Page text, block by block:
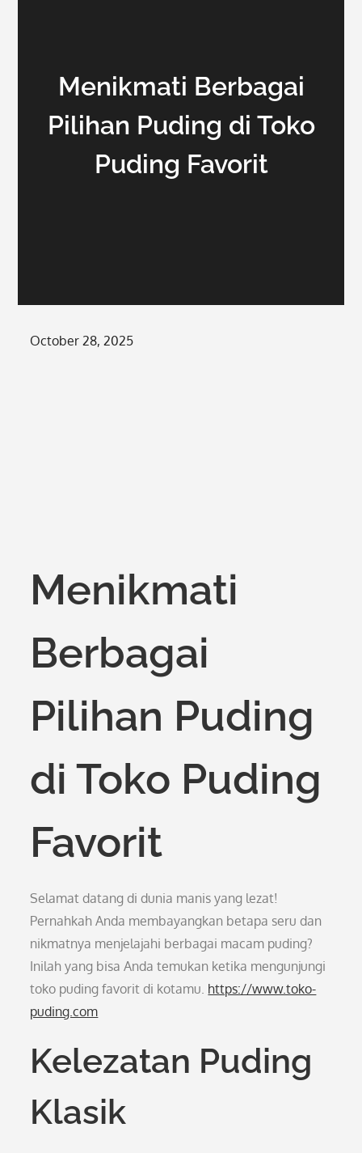
Menikmati Berbagai
Pilihan Puding di Toko
Puding Favorit
Posted
October 28, 2025
Menikmati
Berbagai
Pilihan Puding
di Toko Puding
Favorit
Selamat datang di dunia manis yang lezat!
Pernahkah Anda membayangkan betapa seru dan
nikmatnya menjelajahi berbagai macam puding?
Inilah yang bisa Anda temukan ketika mengunjungi
toko puding favorit di kotamu. https://www.toko-
puding.com
Kelezatan Puding
Klasik